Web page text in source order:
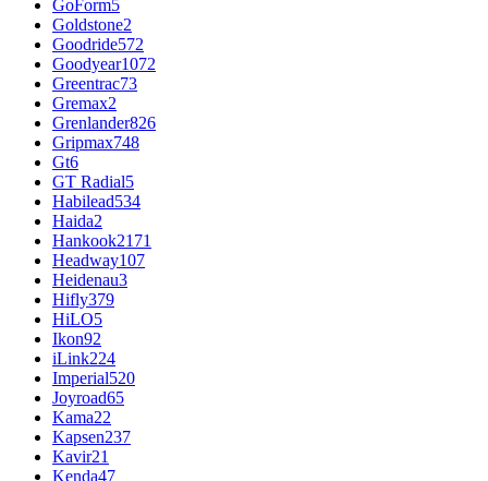
GoForm5
Goldstone2
Goodride572
Goodyear1072
Greentrac73
Gremax2
Grenlander826
Gripmax748
Gt6
GT Radial5
Habilead534
Haida2
Hankook2171
Headway107
Heidenau3
Hifly379
HiLO5
Ikon92
iLink224
Imperial520
Joyroad65
Kama22
Kapsen237
Kavir21
Kenda47